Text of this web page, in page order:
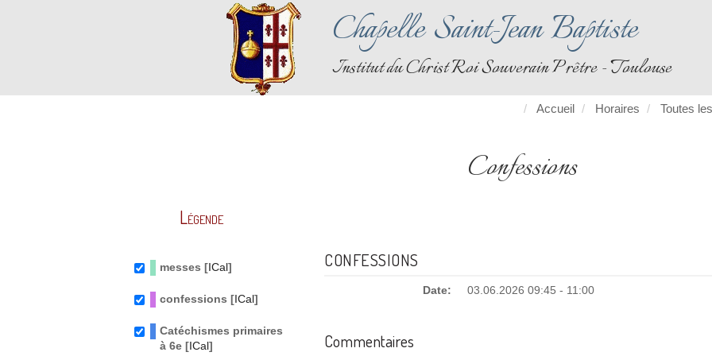
Chapelle Saint-Jean Baptiste
Institut du Christ Roi Souverain Prêtre - Toulouse
Accueil Horaires Toutes
Confessions
Légende
messes [ ICal]
confessions [ ICal]
Catéchismes primaires
à 6e [ ICal]
CONFESSIONS
Date: 03.06.2026 09:45 - 11:00
Commentaires